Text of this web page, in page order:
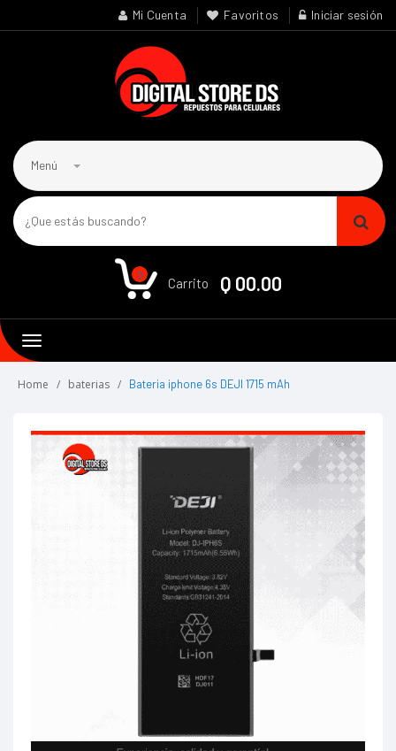
Mi Cuenta Favoritos Iniciar sesión
Menú
0
Carrito Q 00.00
Toggle
navigation
Home baterias Bateria iphone 6s DEJI 1715 mAh